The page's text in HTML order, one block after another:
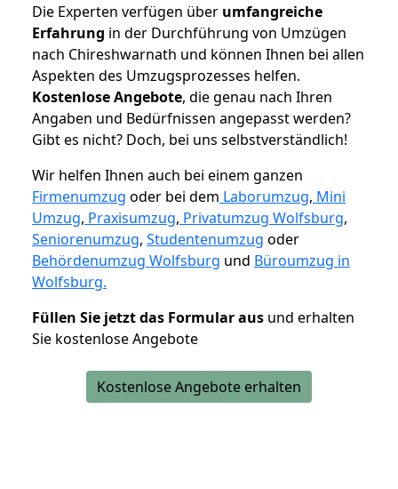
Die Experten verfügen über umfangreiche
Erfahrung in der Durchführung von Umzügen
nach Chireshwarnath und können Ihnen bei allen
Aspekten des Umzugsprozesses helfen.
Kostenlose Angebote, die genau nach Ihren
Angaben und Bedürfnissen angepasst werden?
Gibt es nicht? Doch, bei uns selbstverständlich!
Wir helfen Ihnen auch bei einem ganzen
Firmenumzug oder bei dem Laborumzug, Mini
Umzug, Praxisumzug, Privatumzug Wolfsburg,
Seniorenumzug, Studentenumzug oder
Behördenumzug Wolfsburg und Büroumzug in
Wolfsburg.
Füllen Sie jetzt das Formular aus und erhalten
Sie kostenlose Angebote
Kostenlose Angebote erhalten